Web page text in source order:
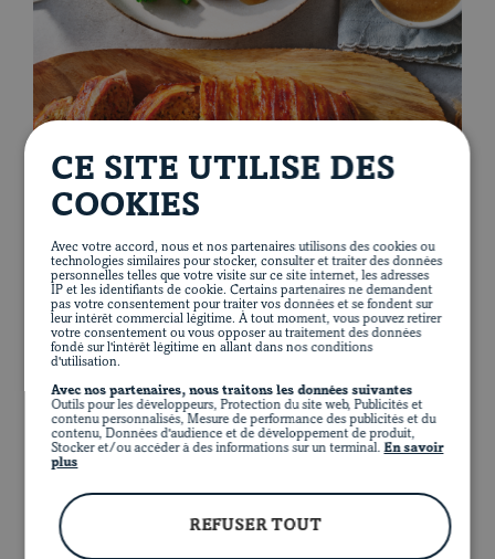
FR
PINTEREST
PEAR AND BACON MEATLOAF
1 hour 5 minutes 35 minutes
CE SITE UTILISE DES
COOKIES
Avec votre accord, nous et nos partenaires utilisons des cookies ou
technologies similaires pour stocker, consulter et traiter des données
personnelles telles que votre visite sur ce site internet, les adresses
IP et les identifiants de cookie. Certains partenaires ne demandent
pas votre consentement pour traiter vos données et se fondent sur
leur intérêt commercial légitime. À tout moment, vous pouvez retirer
votre consentement ou vous opposer au traitement des données
fondé sur l'intérêt légitime en allant dans nos conditions
d'utilisation.
Avec nos partenaires, nous traitons les données suivantes
Outils pour les développeurs, Protection du site web, Publicités et
contenu personnalisés, Mesure de performance des publicités et du
contenu, Données d'audience et de développement de produit,
Stocker et/ou accéder à des informations sur un terminal. En savoir
plus
REFUSER TOUT